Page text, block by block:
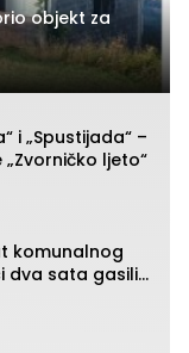
objekt za
i „Spustijada“ –
ljeto“
komunalnog
dva sata gasili